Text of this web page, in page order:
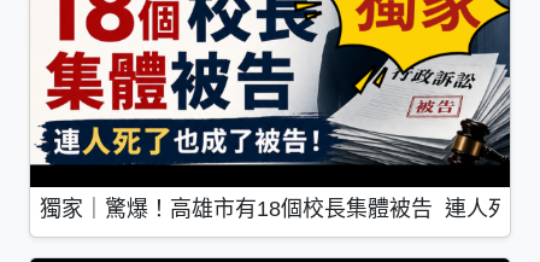
獨家｜驚爆！高雄市有18個校長集體被告 連人死了